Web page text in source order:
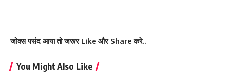
जोक्स पसंद आया तो जरूर Like और Share करे..
You Might Also Like